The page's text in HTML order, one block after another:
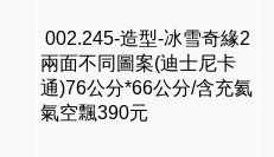
002.245-造型-冰雪奇緣2
兩面不同圖案(迪士尼卡
通)76公分*66公分/含充氦
氣空飄390元